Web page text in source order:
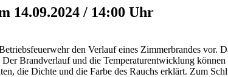
14.09.2024 / 14:00 Uhr
den Verlauf eines Zimmerbrandes vor.
Brandverlauf und die Temperaturentwicklung
die Dichte und die Farbe des Rauchs erklärt. Zum